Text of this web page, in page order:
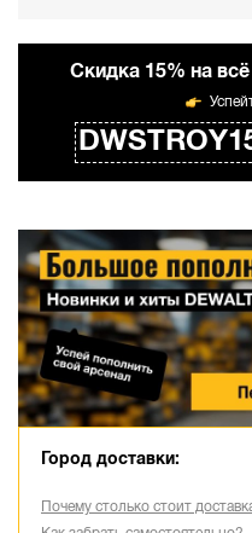
Cкидка 15% на
Город доставки:
Почему столько стоит